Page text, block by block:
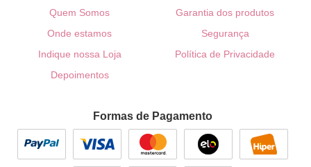
Quem Somos
Onde estamos
Indique nossa Loja
Depoimentos
Garantia dos produtos
Segurança
Política de Privacidade
Formas de Pagamento